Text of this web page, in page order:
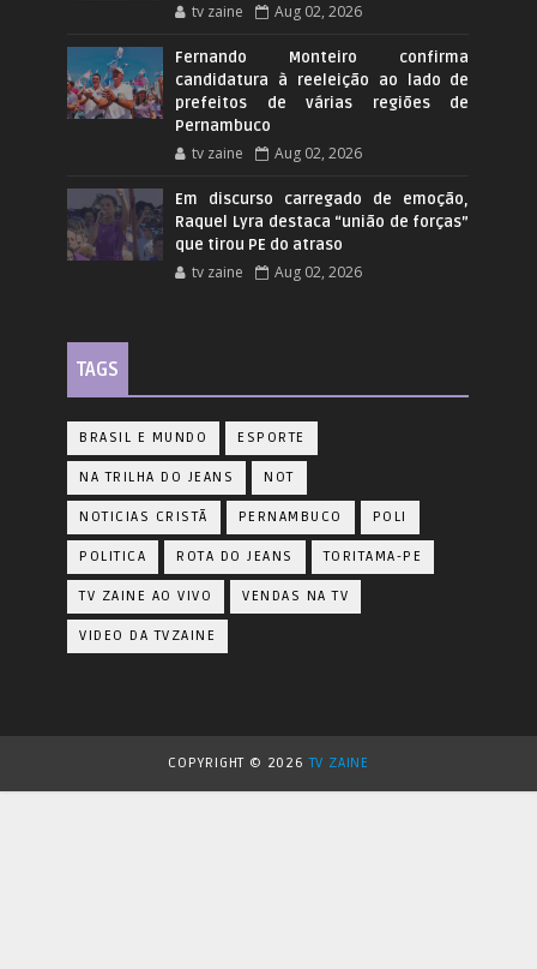
tv zaine Aug 02, 2026
Fernando Monteiro confirma
candidatura à reeleição ao lado de
prefeitos de várias regiões de
Pernambuco
tv zaine Aug 02, 2026
Em discurso carregado de emoção,
Raquel Lyra destaca “união de forças”
que tirou PE do atraso
tv zaine Aug 02, 2026
TAGS
BRASIL E MUNDO ESPORTE
NA TRILHA DO JEANS NOT
NOTICIAS CRISTÃ PERNAMBUCO POLI
POLITICA ROTA DO JEANS TORITAMA-PE
TV ZAINE AO VIVO VENDAS NA TV
VIDEO DA TVZAINE
COPYRIGHT © 2026TV ZAINE